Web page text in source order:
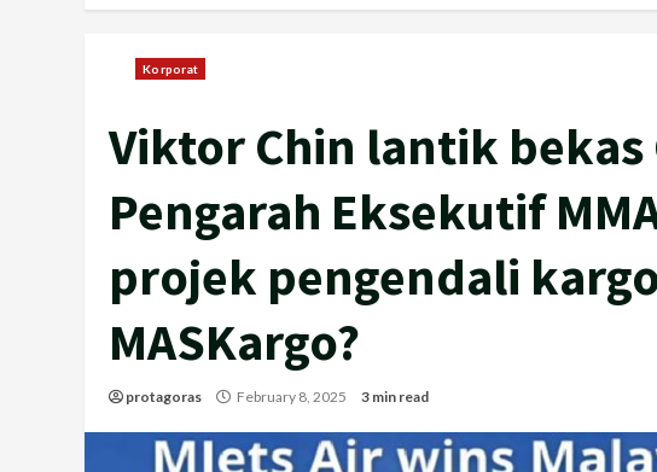
Korporat
Viktor Chin lantik bekas
Pengarah Eksekutif
projek pengendali
MASKargo?
protagoras February 8, 2025 3 min read